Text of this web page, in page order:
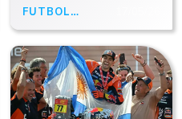
FÚTBOL INFANTIL